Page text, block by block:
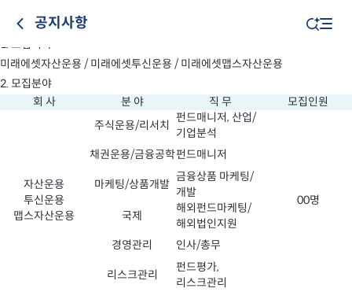
공지사항2006년 하반기 대졸신입사원 채용 공고
1. 모집회사
미래에셋자산운용 / 미래에셋투신운용 / 미래에셋맵스자산운용
2. 모집분야
회 사
분 야 직 무 모집인원
자산운용
투신운용
맵스자산운용
주식운용/리서치
펀드매니저, 산업/
기업분석
00명
채권운용/금융공학펀드매니저
마케팅/상품개발
금융상품 마케팅/
개발
국제
해외펀드마케팅/
해외법인지원
경영관리
인사/총무
리스크관리
펀드평가,
리스크관리